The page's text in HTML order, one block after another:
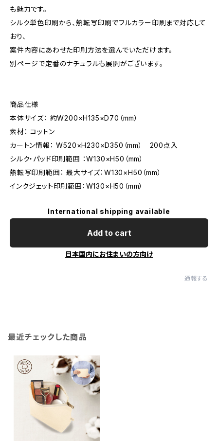
も魅力です。
シルク単色印刷から、熱転写印刷でフルカラー印刷まで対応して
おり、
案件内容にあわせた印刷方法を選んでいただけます。
別ページで定番のナチュラルも展開がございます。
商品仕様
本体サイズ： 約W200×H135×D70（mm）
素材： コットン
カートン情報： W520×H230×D350（mm） 200点入
シルク・パッド印刷範囲 ：W130×H50（mm）
熱転写印刷範囲： 最大サイズ：W130×H50（mm）
インクジェット印刷範囲：W130×H50（mm）
International shipping available
Add to cart
日本国内にお住まいの方向け
通報する
最近チェックした商品